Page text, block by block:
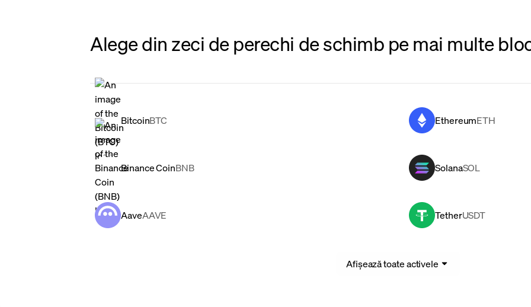
Alege din zeci de perechi de schimb pe mai multe
BitcoinBTC EthereumETH
Binance CoinBNB SolanaSOL
AaveAAVE TetherUSDT
Afișează toate activele